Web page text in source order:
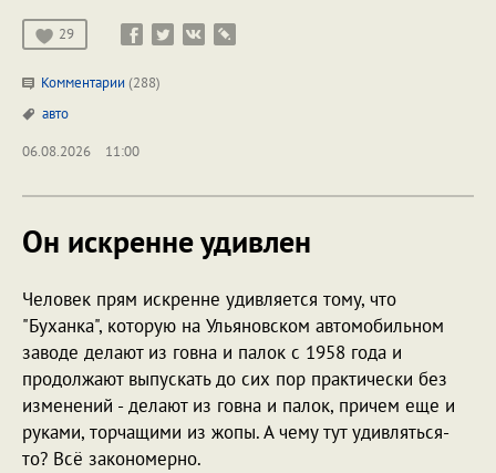
29
Комментарии (288)
авто
06.08.2026
11:00
Он искренне удивлен
Человек прям искренне удивляется тому, что
"Буханка", которую на Ульяновском автомобильном
заводе делают из говна и палок с 1958 года и
продолжают выпускать до сих пор практически без
изменений - делают из говна и палок, причем еще и
руками, торчащими из жопы. А чему тут удивляться-
то? Всё закономерно.